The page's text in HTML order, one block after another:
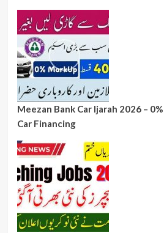
Meezan Bank Car Ijarah 2026 –
Car Financing